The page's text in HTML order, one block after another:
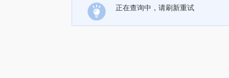
正在查询中，请刷新重试